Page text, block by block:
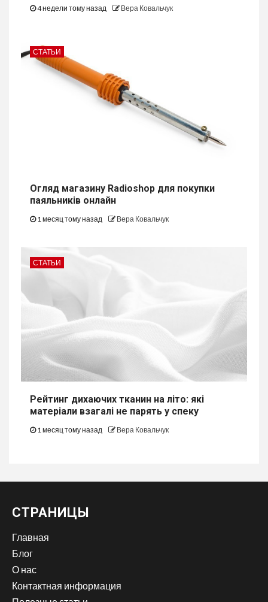
4 недели тому назад Вера Ковальчук
СТАТЬИ
Огляд магазину Radioshop для покупки
паяльників онлайн
1 месяц тому назад Вера Ковальчук
СТАТЬИ
Рейтинг дихаючих тканин на літо: які
матеріали взагалі не парять у спеку
1 месяц тому назад Вера Ковальчук
СТРАНИЦЫ
Главная
Блог
О нас
Контактная информация